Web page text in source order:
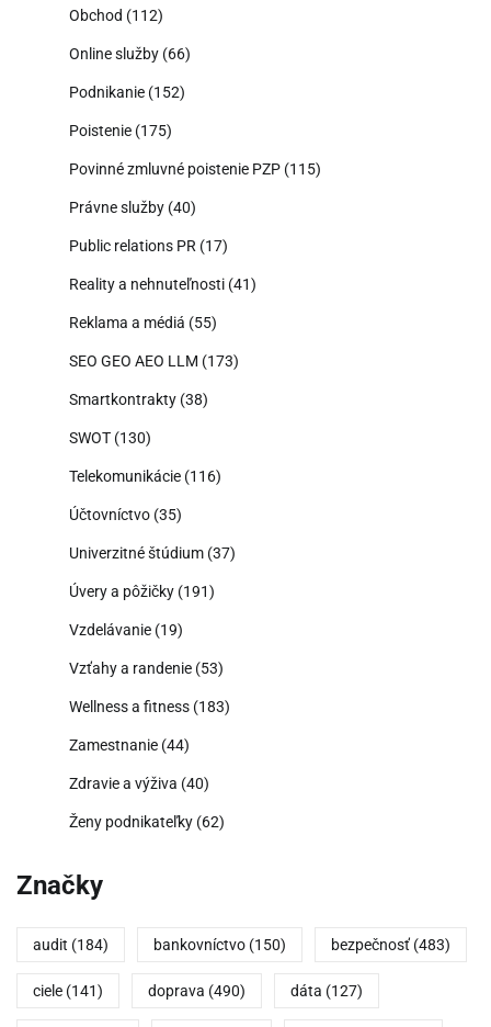
Obchod (112)
Online služby (66)
Podnikanie (152)
Poistenie (175)
Povinné zmluvné poistenie PZP (115)
Právne služby (40)
Public relations PR (17)
Reality a nehnuteľnosti (41)
Reklama a médiá (55)
SEO GEO AEO LLM (173)
Smartkontrakty (38)
SWOT (130)
Telekomunikácie (116)
Účtovníctvo (35)
Univerzitné štúdium (37)
Úvery a pôžičky (191)
Vzdelávanie (19)
Vzťahy a randenie (53)
Wellness a fitness (183)
Zamestnanie (44)
Zdravie a výživa (40)
Ženy podnikateľky (62)
Značky
audit (184) bankovníctvo (150) bezpečnosť (483)
ciele (141) doprava (490) dáta (127)